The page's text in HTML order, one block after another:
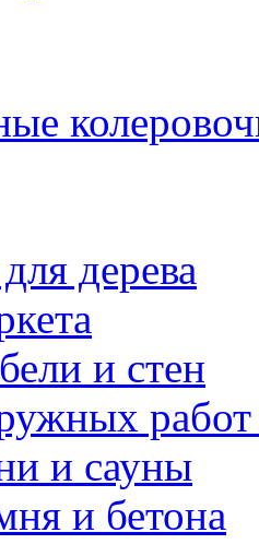
дерева
и стен
и сауны
и бетона